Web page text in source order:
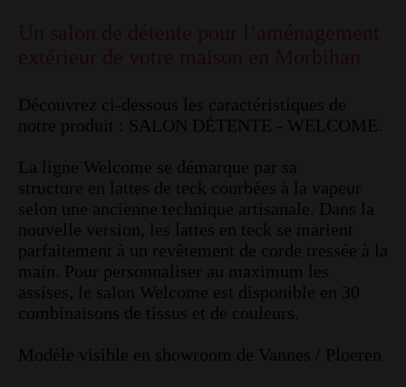
Découvrez ci-dessous les caractéristiques de
notre produit : SALON DÉTENTE - WELCOME.
La ligne Welcome se démarque par sa
structure en lattes de teck courbées à la vapeur
selon une ancienne technique artisanale. Dans la
nouvelle version, les lattes en teck se marient
parfaitement à un revêtement de corde tressée à la
main. Pour personnaliser au maximum les
assises, le salon Welcome est disponible en 30
combinaisons de tissus et de couleurs.
Modèle visible en showroom de Vannes / Ploeren